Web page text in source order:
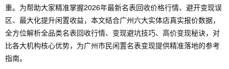
重。为帮助大家精准掌握2026年最新名表回收价格行情、避开变现误
区、最大化提升闲置收益，本文结合广州六大实体店真实报价数据，
全方位解析全品类名表回收行情、变现避坑技巧、高价变现秘诀，对
比各大机构核心优势，为广州市民闲置名表变现提供精准落地的参考
指南。